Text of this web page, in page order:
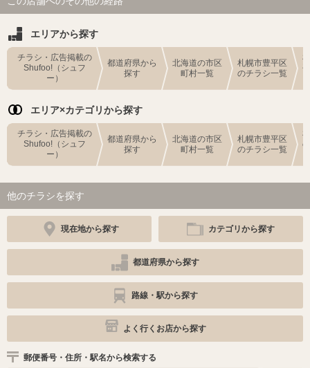
エリアから探す
チラシ・広告掲載の
Shufoo!（シュフ
ー）
都道府県から
探す
北海道の市区
町村一覧
札幌市豊平区
のチラシ一覧
エリア×カテゴリから探す
チラシ・広告掲載の
Shufoo!（シュフ
ー）
都道府県から
探す
北海道の市区
町村一覧
札幌市豊平区
のチラシ一覧
他のチラシを探す
現在地から探す カテゴリから探す
都道府県から探す
路線・駅から探す
よく行くお店から探す
郵便番号・住所・駅名から検索する